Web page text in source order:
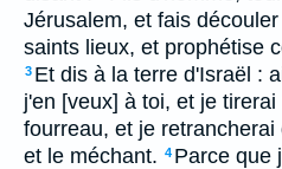
Jérusalem, et fais
saints lieux, et prophétise
3 Et dis à la terre d'Israël :
j'en [veux] à toi, et je
fourreau, et je
et le méchant. 4 Parce que